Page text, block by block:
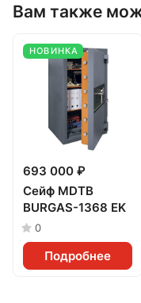
Вам также
НОВИНКА
693 000 ₽
Сейф MDTB
BURGAS-1368 EK
0
Подробнее